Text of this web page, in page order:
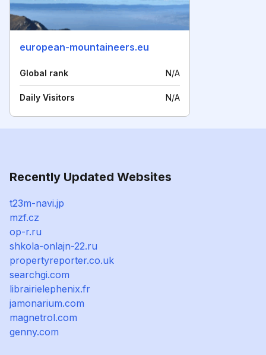
european-mountaineers.eu
Global rank N/A
Daily Visitors N/A
Recently Updated Websites
t23m-navi.jp
mzf.cz
op-r.ru
shkola-onlajn-22.ru
propertyreporter.co.uk
searchgi.com
librairielephenix.fr
jamonarium.com
magnetrol.com
genny.com